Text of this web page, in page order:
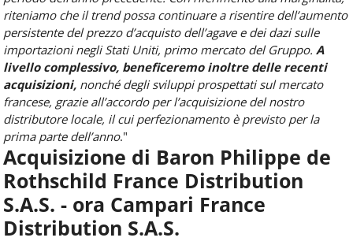
riteniamo che il trend possa continuare a risentire dell’aumento
persistente del prezzo d’acquisto dell’agave e dei dazi sulle
importazioni negli Stati Uniti, primo mercato del Gruppo. A
livello complessivo, beneficeremo inoltre delle recenti
acquisizioni, nonché degli sviluppi prospettati sul mercato
francese, grazie all’accordo per l’acquisizione del nostro
distributore locale, il cui perfezionamento è previsto per la
prima parte dell’anno."
Acquisizione di Baron Philippe de
Rothschild France Distribution
S.A.S. - ora Campari France
Distribution S.A.S.